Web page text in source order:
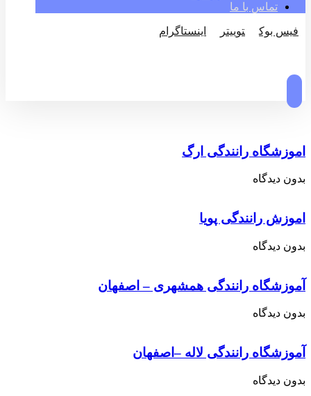
تماس با ما
فیس بوک توییتر
اینستاگرام
اموزشگاه رانندگی ارگ
بدون دیدگاه
اموزش رانندگی پویا
بدون دیدگاه
آموزشگاه رانندگی همشهری – اصفهان
بدون دیدگاه
آموزشگاه رانندگی لاله –اصفهان
بدون دیدگاه